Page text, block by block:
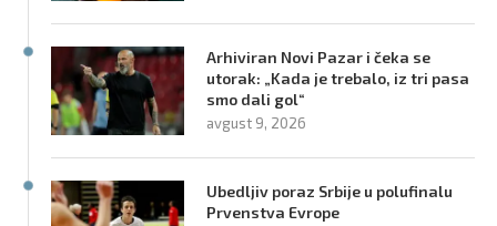
Arhiviran Novi Pazar i čeka se
utorak: „Kada je trebalo, iz tri pasa
smo dali gol“
avgust 9, 2026
Ubedljiv poraz Srbije u polufinalu
Prvenstva Evrope